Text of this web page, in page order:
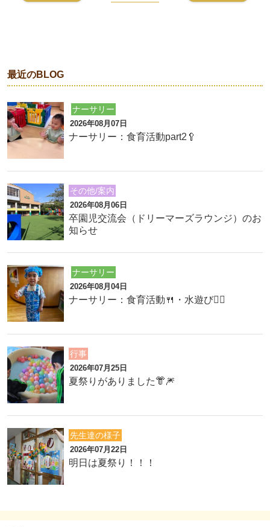
最近のBLOG
ナーサリー
2026年08月07日
ナーサリー：食育活動part2🥄
その他/案内
2026年08月06日
卒園児交流会（ドリーマーズラウンジ）のお
知らせ
ナーサリー
2026年08月04日
ナーサリー：食育活動🍴・水遊び🏊‍♂️
行事
2026年07月25日
夏祭りがありました👘🎆
先生達の様子
2026年07月22日
明日は夏祭り！！！